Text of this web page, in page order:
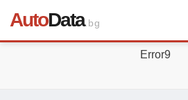
AutoData.bg
Error9